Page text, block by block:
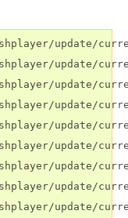
update/
update/
update/
update/
update/
update/
update/
update/
update/